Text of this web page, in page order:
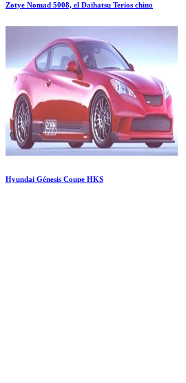
Zotye Nomad 5008, el Daihatsu Terios chino
Hyundai Génesis Coupe HKS